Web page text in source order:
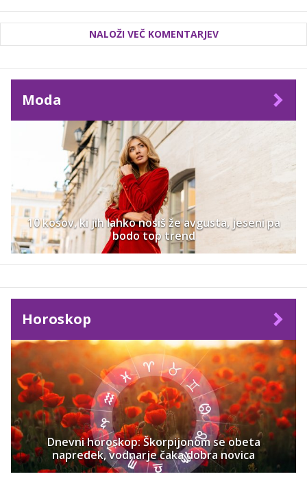
NALOŽI VEČ KOMENTARJEV
Moda
10 kosov, ki jih lahko nosiš že avgusta, jeseni pa
bodo top trend
Horoskop
Dnevni horoskop: Škorpijonom se obeta
napredek, vodnarje čaka dobra novica